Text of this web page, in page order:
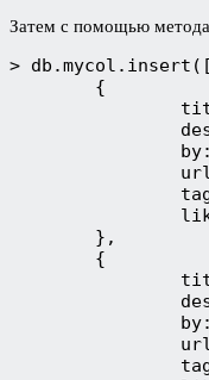
Затем с помощью метода
> db.mycol.insert([
	{
	},
	{